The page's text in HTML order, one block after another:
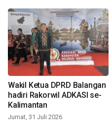
Wakil Ketua DPRD Balangan
hadiri Rakorwil ADKASI se-
Kalimantan
Jumat, 31 Juli 2026